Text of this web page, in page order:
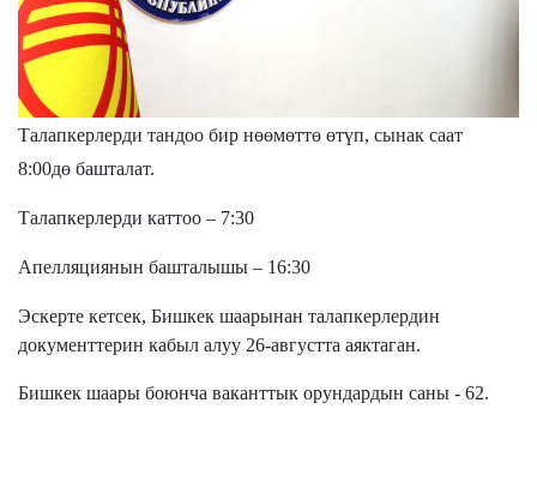
Талапкерлерди тандоо бир нөөмөттө өтүп, сынак саат
8:00дө башталат.
Талапкерлерди каттоо – 7:30
Апелляциянын башталышы – 16:30
Эскерте кетсек, Бишкек шаарынан талапкерлердин
документтерин кабыл алуу 26-августта аяктаган.
Бишкек шаары боюнча ваканттык орундардын саны - 62.